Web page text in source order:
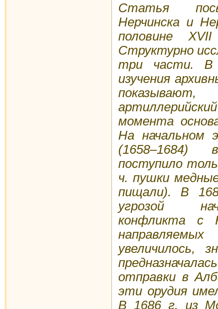
Статья
Нерчинска и
половине
Структурно
три части. В
изучения
момента
На начальном
(1658–1684)
поступило
ч. пушки
пищали). В
угрозой
конфликта с
увеличилось,
отправки в
эти орудия
В 1686 г. из